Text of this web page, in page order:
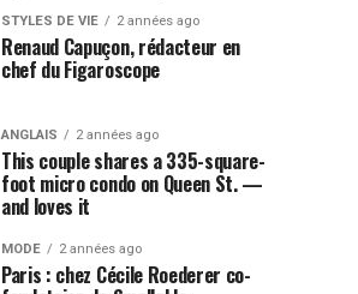
STYLES DE VIE 2 années ago
Renaud Capuçon, rédacteur en
chef du Figaroscope
ANGLAIS 2 années ago
This couple shares a 335-square-
foot micro condo on Queen St. —
and loves it
MODE 2 années ago
Paris : chez Cécile Roederer co-